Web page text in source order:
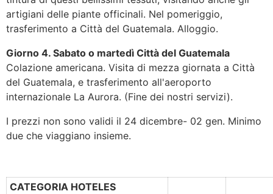
artigiani delle piante officinali. Nel pomeriggio,
trasferimento a Città del Guatemala. Alloggio.
Giorno 4. Sabato o martedì Città del Guatemala
Colazione americana. Visita di mezza giornata a Città
del Guatemala, e trasferimento all'aeroporto
internazionale La Aurora. (Fine dei nostri servizi).
I prezzi non sono validi il 24 dicembre- 02 gen. Minimo
due che viaggiano insieme.
CATEGORIA HOTELES